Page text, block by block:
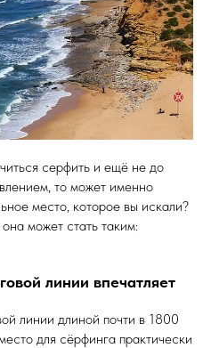
серфить и ещё не до
то может именно
место, которое вы искали?
может стать таким:
линии впечатляет
линии длиной почти в 1800
для сёрфинга практически